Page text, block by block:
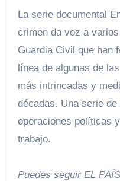
La serie documental
crimen da voz a
Guardia Civil que han
línea de algunas de
más intrincadas y
décadas. Una serie
operaciones políticas
trabajo.
Puedes seguir EL